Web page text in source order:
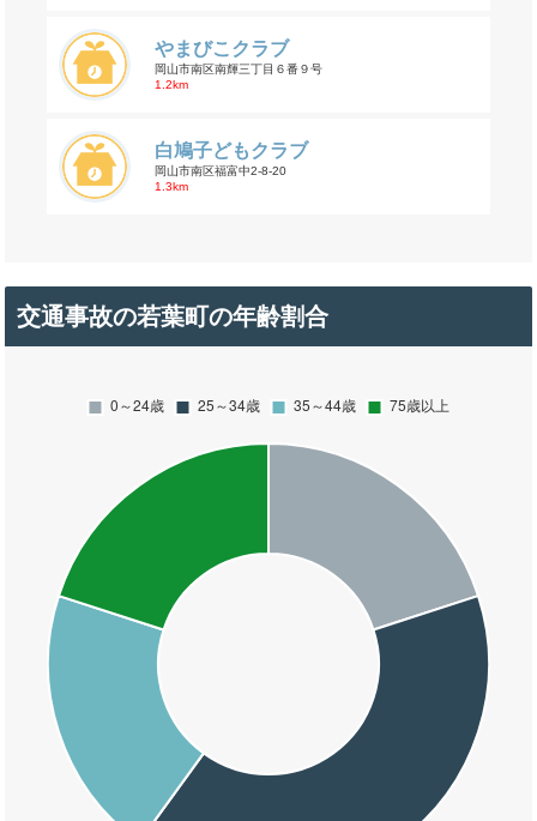
やまびこクラブ
岡山市南区南輝三丁目６番９号
1.2km
白鳩子どもクラブ
岡山市南区福富中2-8-20
1.3km
交通事故の若葉町の年齢割合